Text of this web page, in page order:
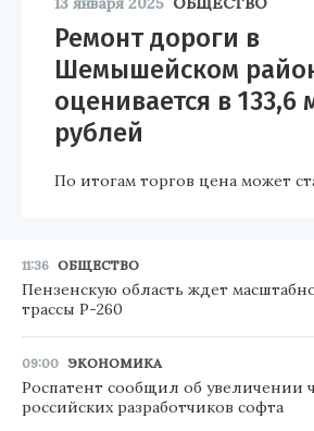
Ремонт дороги в
Шемышейском
оценивается в 133,6
рублей
По итогам торгов цена может
11:36 ОБЩЕСТВО
Пензенскую область ждет
трассы Р-260
09:00 ЭКОНОМИКА
Роспатент сообщил об увеличении
российских разработчиков софта